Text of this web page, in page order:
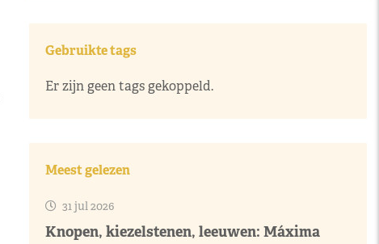
Gebruikte tags
Er zijn geen tags gekoppeld.
Meest gelezen
31 jul 2026
Knopen, kiezelstenen, leeuwen: Máxima